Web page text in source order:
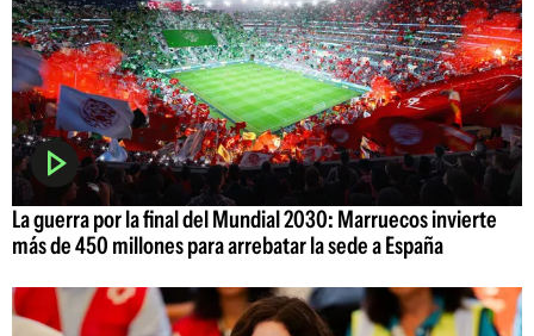
La guerra por la final del Mundial 2030: Marruecos invierte
más de 450 millones para arrebatar la sede a España